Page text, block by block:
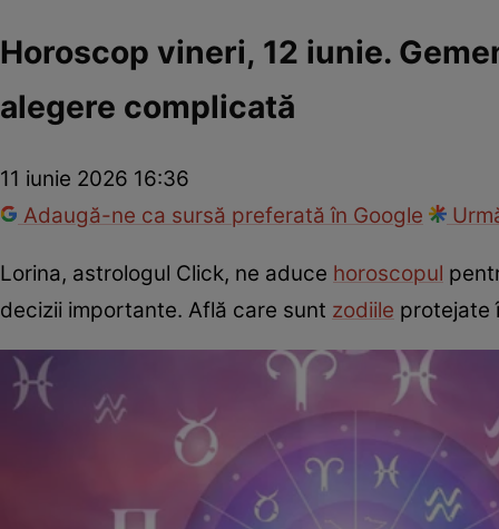
Horoscop vineri, 12 iunie.
alegere complicată
11 iunie 2026 16:36
Adaugă-ne ca sursă preferată în Google
Lorina, astrologul Click, ne aduce horoscopul
decizii importante. Află care sunt zodiile protejate